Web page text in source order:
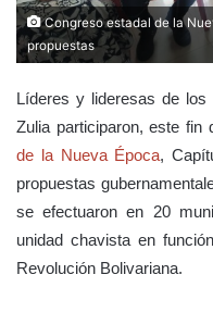
Congreso estadal de la
propuestas
Líderes y lideresas de
Zulia participaron, este
de la Nueva Época,
propuestas
se efectuaron en 20
unidad chavista en
Revolución Bolivariana.